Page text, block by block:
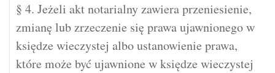
§ 4. Jeżeli akt notarialny zawiera przeniesienie,
zmianę lub zrzeczenie się prawa ujawnionego w
księdze wieczystej albo ustanowienie prawa,
które może być ujawnione w księdze wieczystej